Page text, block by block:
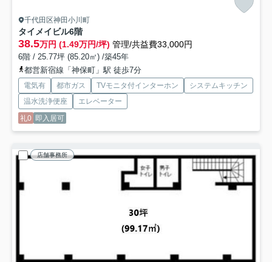
千代田区神田小川町
タイメイビル6階
38.5万円 (1.49万円/坪) 管理/共益費33,000円
6階 / 25.77坪 (85.20㎡) /築45年
都営新宿線「神保町」駅 徒歩7分
電気有 都市ガス TVモニタ付インターホン
システムキッチン
温水洗浄便座
エレベーター
礼0 即入居可
店舗事務所